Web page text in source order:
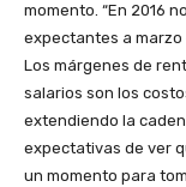
momento. “En 2016
expectantes a marzo
Los márgenes de
salarios son los
extendiendo la
expectativas de ver
un momento para